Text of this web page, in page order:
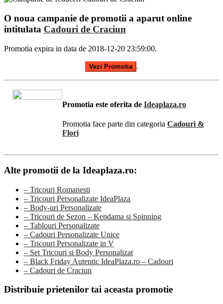
O noua campanie de promotii a aparut online
intitulata Cadouri de Craciun
Promotia expira in data de 2018-12-20 23:59:00.
Vezi Promotia .
Promotia este oferita de Ideaplaza.ro
Promotia face parte din categoria Cadouri &
Flori
Alte promotii de la Ideaplaza.ro:
– Tricouri Romanesti
– Tricouri Personalizate IdeaPlaza
– Body-uri Personalizate
– Tricouri de Sezon – Kendama si Spinning
– Tablouri Personalizate
– Cadouri Personalizate Unice
– Tricouri Personalizate in V
– Set Tricouri si Body Personalizat
– Black Friday Autentic IdeaPlaza.ro – Cadouri
– Cadouri de Craciun
Distribuie prietenilor tai aceasta promotie